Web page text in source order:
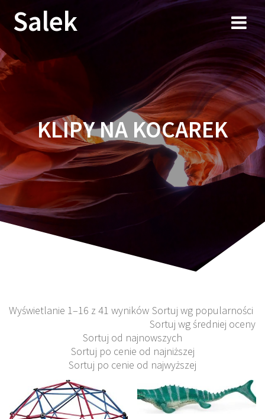
Przejdź
do
Salek
KLIPY NA KOCAREK
Wyświetlanie 1–16 z 41 wyników Sortuj wg popularności
Sortuj wg średniej oceny
Sortuj od najnowszych
Sortuj po cenie od najniższej
Sortuj po cenie od najwyższej